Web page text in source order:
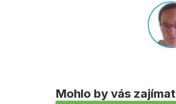
Mohlo by vás zajímat